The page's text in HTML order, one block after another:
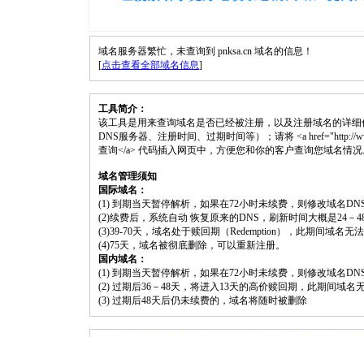
域名服务器繁忙，未查询到 pnksa.cn 域名的信息！
[点击查看全部域名信息]
工具简介：
该工具是用来查询域名是否已经被注册，以及注册域名的详
DNS服务器、注册时间、过期时间等）；请将 <a href="http://
查询</a> 代码插入网页中，方便您和你的客户查询您域名情
域名管理须知
国际域名：
(1) 到期当天暂停解析，如果在72小时未续费，则修改域名
(2)续费后，系统自动 恢复原来的DNS，刷新时间大概是24－
(3)39-70天，域名处于赎回期（Redemption），此期间域名无
(4)75天，域名被彻底删除，可以重新注册。
国内域名：
(1) 到期当天暂停解析，如果在72小时未续费，则修改域名
(2) 过期后36－48天，将进入13天的高价赎回期，此期间域名
(3) 过期后48天后仍未续费的，域名将随时被删除